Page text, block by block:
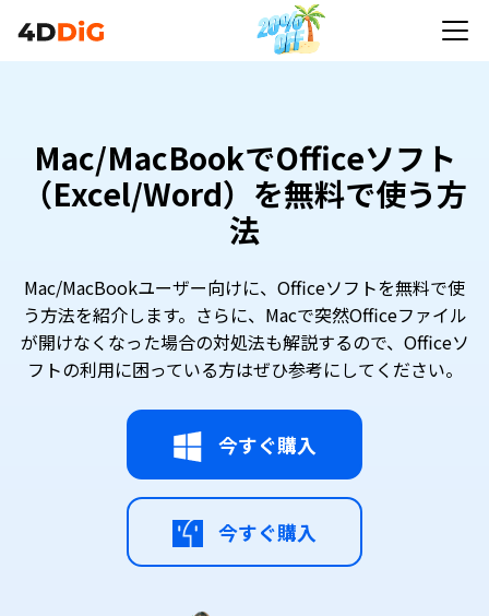
Mac/MacBookでOfficeソフト
（Excel/Word）を無料で使う方
法
Mac/MacBookユーザー向けに、Officeソフトを無料で使
う方法を紹介します。さらに、Macで突然Officeファイル
が開けなくなった場合の対処法も解説するので、Officeソ
フトの利用に困っている方はぜひ参考にしてください。
今すぐ購入
今すぐ購入